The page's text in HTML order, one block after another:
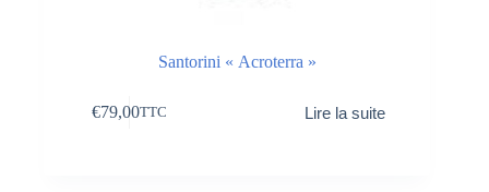
Santorini « Acroterra »
€79,00TTC Lire la suite